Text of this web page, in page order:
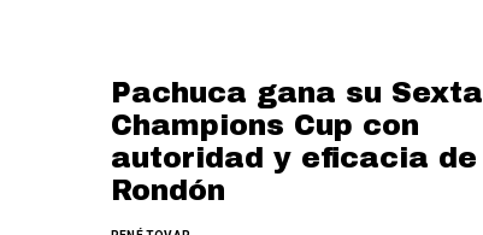
Pachuca gana su Sexta
Champions Cup con
autoridad y eficacia de
Rondón